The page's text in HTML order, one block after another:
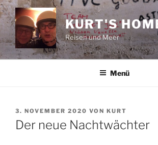
Zum
Inhalt
springen
KURT'S
Reisen und Meer
Menü
VERÖFFENTLICHT
AM
3. NOVEMBER 2020 VON KURT
Der neue Nachtwächter